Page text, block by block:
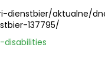
dienstbier/aktualne/
137795/